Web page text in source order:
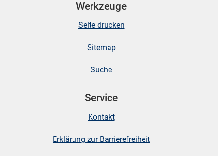
Werkzeuge
Seite drucken
Sitemap
Suche
Service
Kontakt
Erklärung zur Barrierefreiheit